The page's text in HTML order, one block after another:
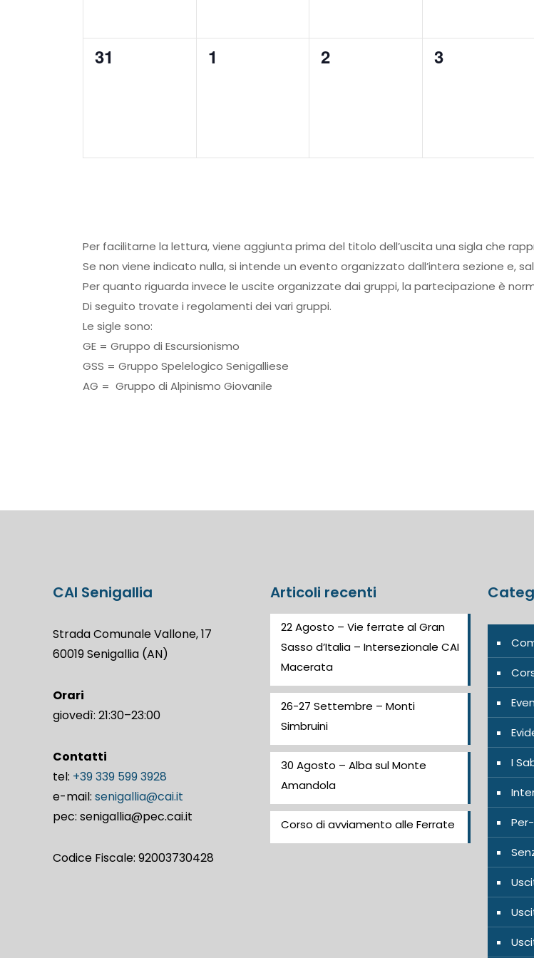
0
31
0
1
0
2
0
3
Per facilitarne la lettura, viene aggiunta prima del titolo dell’uscita una sigla che
Se non viene indicato nulla, si intende un evento organizzato dall’intera sezione e,
Per quanto riguarda invece le uscite organizzate dai gruppi, la partecipazione è
Di seguito trovate i regolamenti dei vari gruppi.
Le sigle sono:
GE = Gruppo di Escursionismo
GSS = Gruppo Spelelogico Senigalliese
AG = Gruppo di Alpinismo Giovanile
CAI Senigallia
Strada Comunale Vallone, 17
60019 Senigallia (AN)
Orari
giovedì: 21:30–23:00
Contatti
tel: +39 339 599 3928
e-mail: senigallia@cai.it
pec: senigallia@pec.cai.it
Codice Fiscale: 92003730428
Articoli recenti
22 Agosto – Vie ferrate al Gran
Sasso d’Italia – Intersezionale CAI
Macerata
26-27 Settembre – Monti
Simbruini
30 Agosto – Alba sul Monte
Amandola
Corso di avviamento alle Ferrate
I